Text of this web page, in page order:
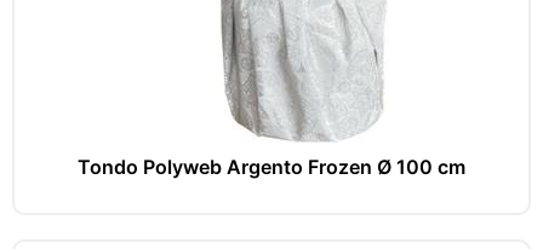
Tondo Polyweb Argento Frozen Ø 100 cm